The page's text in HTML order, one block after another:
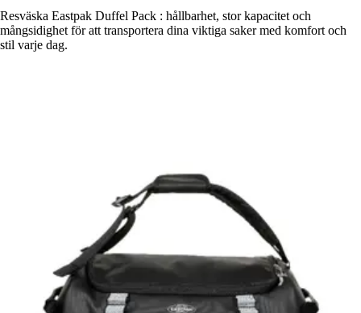
Resväska Eastpak Duffel Pack : hållbarhet, stor kapacitet och
mångsidighet för att transportera dina viktiga saker med komfort och
stil varje dag.